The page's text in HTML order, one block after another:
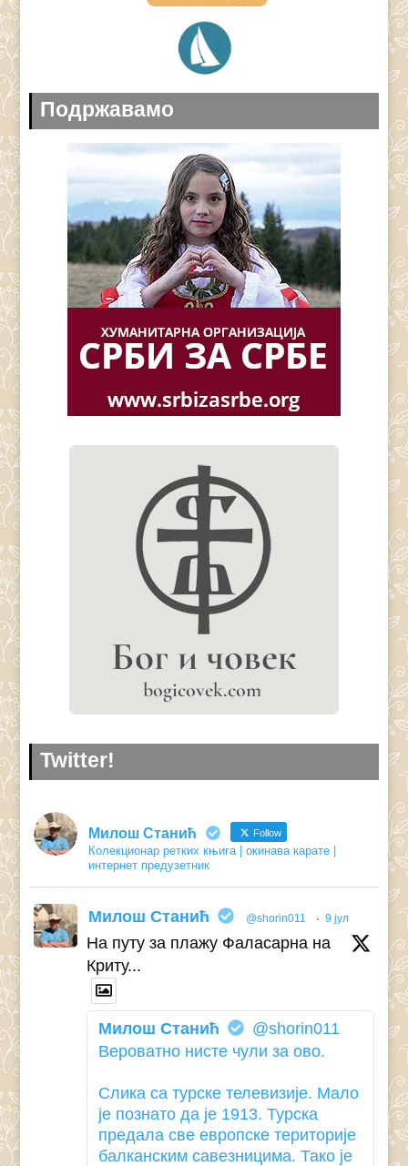
Подржавамо
Twitter!
Милош Станић Follow
Колекционар ретких књига | окинава карате |
интернет предузетник
Милош Станић @shorin011 · 9 јул
На путу за плажу Фаласарна на
Криту...
Милош Станић
@shorin011
Вероватно нисте чули за ово.
Слика са турске телевизије. Мало
је познато да је 1913. Турска
предала све европске територије
балканским савезницима. Тако је